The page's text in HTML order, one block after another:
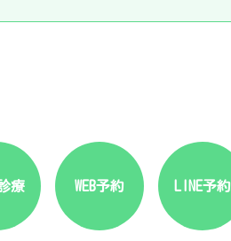
療 WEB予約 LINE予約